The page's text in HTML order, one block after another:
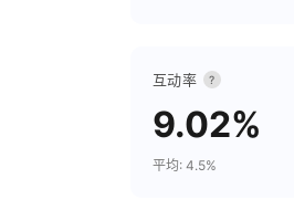
互动率 ?
9.02%
平均: 4.5%